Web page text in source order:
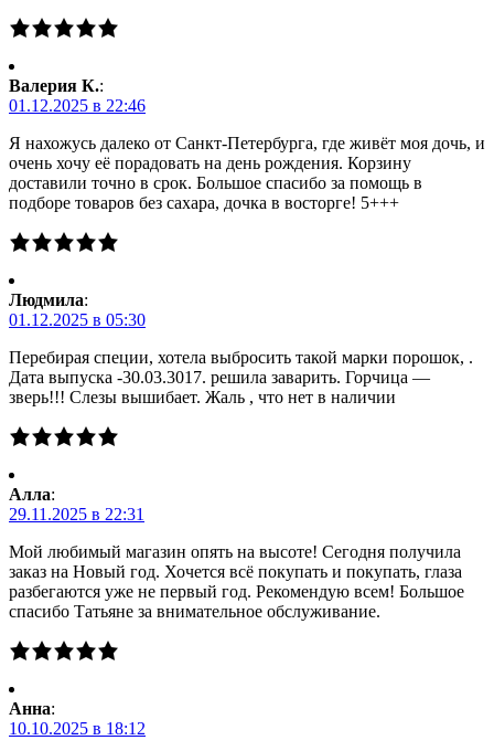
Валерия К.:
01.12.2025 в 22:46
Я нахожусь далеко от Санкт-Петербурга, где живёт моя дочь, и
очень хочу её порадовать на день рождения. Корзину
доставили точно в срок. Большое спасибо за помощь в
подборе товаров без сахара, дочка в восторге! 5+++
Людмила:
01.12.2025 в 05:30
Перебирая специи, хотела выбросить такой марки порошок, .
Дата выпуска -30.03.3017. решила заварить. Горчица —
зверь!!! Слезы вышибает. Жаль , что нет в наличии
Алла:
29.11.2025 в 22:31
Мой любимый магазин опять на высоте! Сегодня получила
заказ на Новый год. Хочется всё покупать и покупать, глаза
разбегаются уже не первый год. Рекомендую всем! Большое
спасибо Татьяне за внимательное обслуживание.
Анна:
10.10.2025 в 18:12